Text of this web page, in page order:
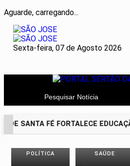
Aguarde, carregando...
Sexta-feira, 07 de Agosto 2026
Pesquisar Notícia
DE SANTA FÉ FORTALECE
EM ALTA
POLÍTICA SAÚDE